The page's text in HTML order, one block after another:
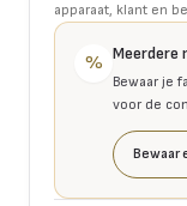
apparaat, klant en
% Meerdere
Bewaar je
voor de
Bewaar